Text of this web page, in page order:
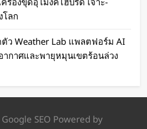
รกของโลก
ชั่วโมง ago
โลก
ตัว Weather Lab แพลตฟอร์ม AI
กาศและพายุหมุนเขตร้อนล่วง
SEO Powered by